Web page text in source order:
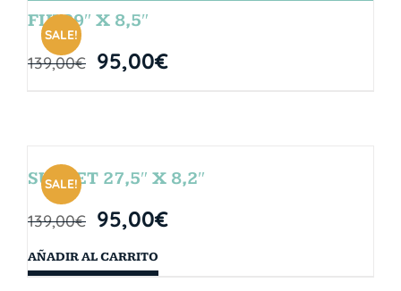
SALE!
FIJI 29″ X 8,5″
139,00€ 95,00€
SALE!
SUNSET 27,5″ X 8,2″
139,00€ 95,00€
AÑADIR AL CARRITO